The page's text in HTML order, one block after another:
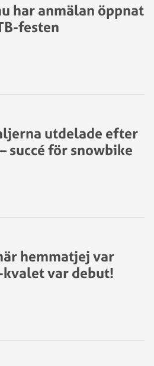
har anmälan öppnat
festen
utdelade efter
succé för snowbike
hemmatjej var
kvalet var debut!